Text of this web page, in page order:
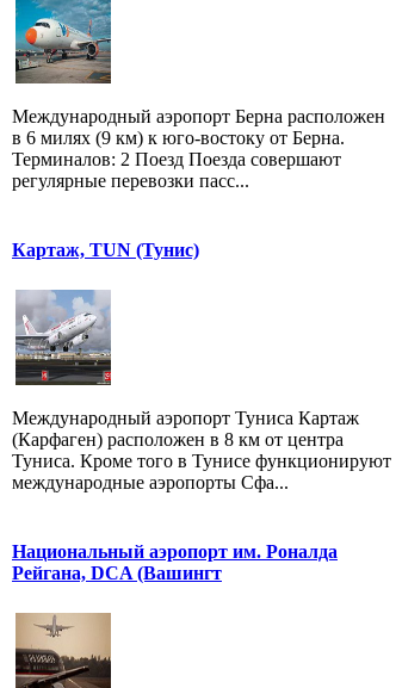
Международный аэропорт Берна расположен
в 6 милях (9 км) к юго-востоку от Берна.
Терминалов: 2 Поезд Поезда совершают
регулярные перевозки пасс...
Картаж, TUN (Тунис)
Международный аэропорт Туниса Картаж
(Карфаген) расположен в 8 км от центра
Туниса. Кроме того в Тунисе функционируют
международные аэропорты Сфа...
Национальный аэропорт им. Роналда
Рейгана, DCA (Вашингт